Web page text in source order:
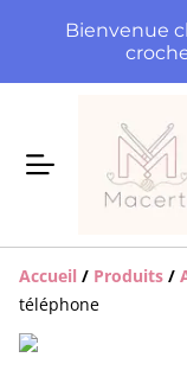
Bienvenue
Accueil / Produits /
téléphone